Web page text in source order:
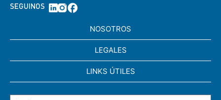
SEGUINOS
NOSOTROS
LEGALES
LINKS ÚTILES